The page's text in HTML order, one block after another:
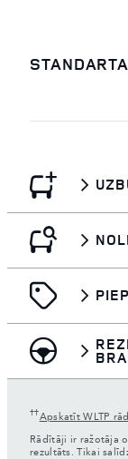
††Apskatīt WLTP
Rādītāji ir ražotāja
rezultāts. Tikai